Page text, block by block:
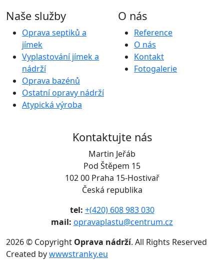
Naše služby
Oprava septiků a
jímek
Vyplastování jímek a
nádrží
Oprava bazénů
Ostatní opravy nádrží
Atypická výroba
O nás
Reference
O nás
Kontakt
Fotogalerie
Kontaktujte nás
Martin Jeřáb
Pod Štěpem 15
102 00 Praha 15-Hostivař
Česká republika
tel: +(420) 608 983 030
mail: opravaplastu@centrum.cz
2026 © Copyright Oprava nádrží. All Rights Reserved
Created bywwwstranky.eu